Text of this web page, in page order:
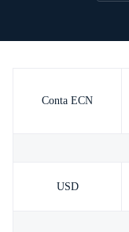
Conta ECN
USD